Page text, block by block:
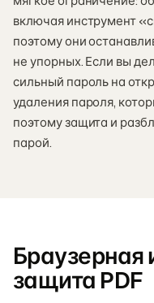
включая инструмент
поэтому они
не упорных. Если вы
сильный пароль на
удаления пароля,
поэтому защита и
парой.
Браузерная
защита PDF